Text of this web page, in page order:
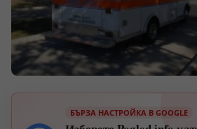
БЪРЗА НАСТРОЙКА В GOOGLE